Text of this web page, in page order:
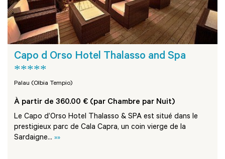
Capo d Orso Hotel Thalasso and Spa
*****
Palau (Olbia Tempio)
À partir de 360.00 € (par Chambre par Nuit)
Le Capo d’Orso Hotel Thalasso & SPA est situé dans le
prestigieux parc de Cala Capra, un coin vierge de la
Sardaigne... »»